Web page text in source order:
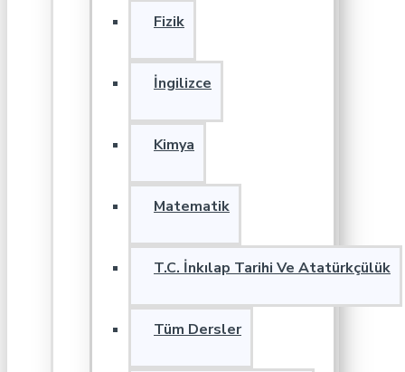
Fizik
İngilizce
Kimya
Matematik
T.C. İnkılap Tarihi Ve Atatürkçülük
Tüm Dersler